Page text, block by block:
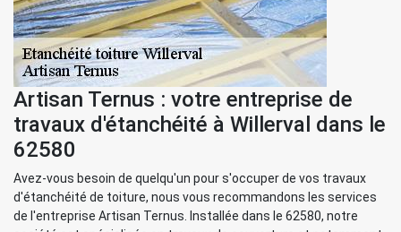
Artisan Ternus : votre entreprise de
travaux d'étanchéité à Willerval dans le
62580
Avez-vous besoin de quelqu'un pour s'occuper de vos travaux
d'étanchéité de toiture, nous vous recommandons les services
de l'entreprise Artisan Ternus. Installée dans le 62580, notre